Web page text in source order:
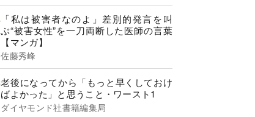
「私は被害者なのよ」差別的発言を叫
ぶ“被害女性”を一刀両断した医師の言葉
【マンガ】
佐藤秀峰
老後になってから「もっと早くしておけ
ばよかった」と思うこと・ワースト1
ダイヤモンド社書籍編集局